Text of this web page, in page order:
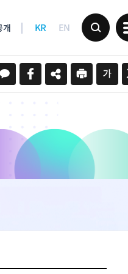
개 KR EN